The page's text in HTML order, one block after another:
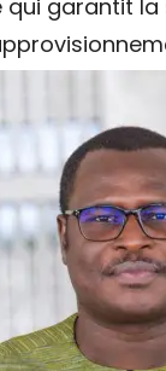
qui garantit